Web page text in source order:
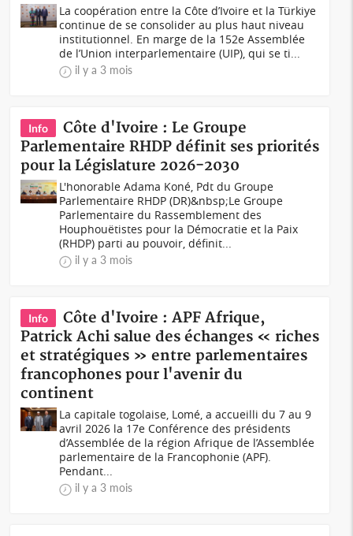
La coopération entre la Côte d’Ivoire et la Türkiye
continue de se consolider au plus haut niveau
institutionnel. En marge de la 152e Assemblée
de l’Union interparlementaire (UIP), qui se ti...
il y a 3 mois
Info
Côte d'Ivoire : Le Groupe
Parlementaire RHDP définit ses priorités
pour la Législature 2026-2030
L'honorable Adama Koné, Pdt du Groupe
Parlementaire RHDP (DR)&nbsp;Le Groupe
Parlementaire du Rassemblement des
Houphouëtistes pour la Démocratie et la Paix
(RHDP) parti au pouvoir, définit...
il y a 3 mois
Info
Côte d'Ivoire : APF Afrique,
Patrick Achi salue des échanges « riches
et stratégiques » entre parlementaires
francophones pour l'avenir du
continent
La capitale togolaise, Lomé, a accueilli du 7 au 9
avril 2026 la 17e Conférence des présidents
d’Assemblée de la région Afrique de l’Assemblée
parlementaire de la Francophonie (APF).
Pendant...
il y a 3 mois